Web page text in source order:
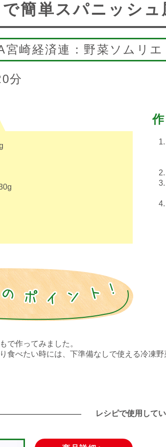
簡単スパニッシュ
宮崎経済連：野菜ソムリ
分
で作ってみました。
食べたい時には、下準備なしで使える冷凍野
レシピで使用して